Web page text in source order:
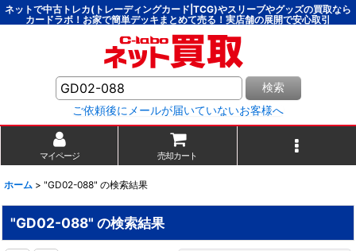
ネットで中古トレカ(トレーディングカード|TCG)やスリーブやグッズの買取なら
カードラボ！お家で簡単デッキまとめて売る！実店舗の展開で安心取引
検索
ご依頼後にメールが届いていないお客様へ
マイページ 売却カート
ホーム > "GD02-088" の検索結果
"GD02-088" の検索結果